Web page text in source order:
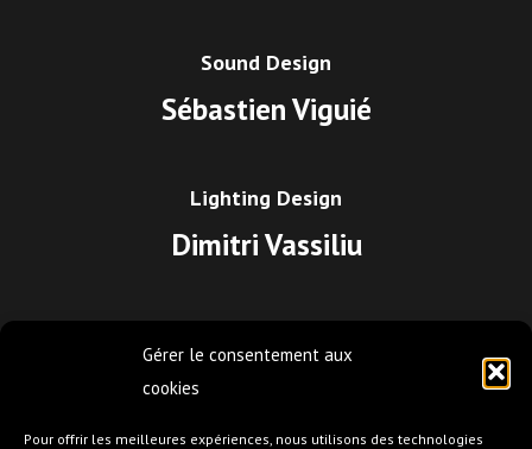
Gérer le consentement aux
cookies
Pour offrir les meilleures expériences, nous utilisons des technologies
Sound Design
Sébastien Viguié
Lighting Design
Dimitri Vassiliu
Soline Marchand